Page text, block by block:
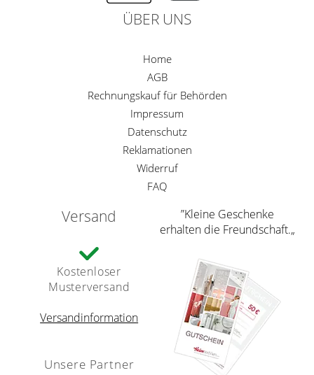
ÜBER UNS
Home
AGB
Rechnungskauf für Behörden
Impressum
Datenschutz
Reklamationen
Widerruf
FAQ
Versand
Kostenloser
Musterversand
Versandinformation
Unsere Partner
”Kleine Geschenke
erhalten die Freundschaft.„